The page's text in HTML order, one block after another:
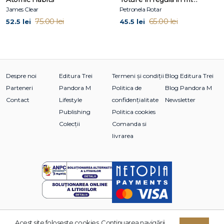
Mark Manson este blogger, scriitor și antreprenor în mediul
James Clear
52.5 lei 75.00 lei
Petronela Rotar
45.5 lei 65.00 lei
Despre noi
Parteneri
Contact
Editura Trei
Pandora M
Lifestyle
Publishing
Colecții
Termeni și condiții
Politica de
confidențialitate
Politica cookies
Comanda si
livrarea
Blog Editura Trei
Blog Pandora M
Newsletter
Acest site foloseşte cookies. Continuarea navigării